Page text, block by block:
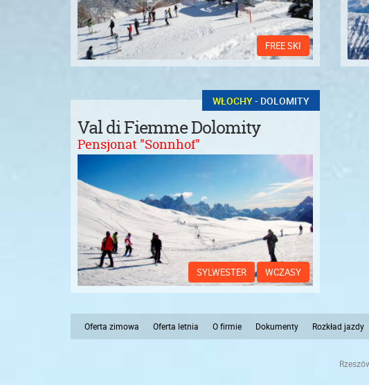
FREE SKI
WŁOCHY- DOLOMITY
Val di Fiemme Dolomity
Pensjonat "Sonnhof"
SYLWESTER WCZASY
Oferta zimowa Oferta letnia O firmie Dokumenty Rozkład jazdy